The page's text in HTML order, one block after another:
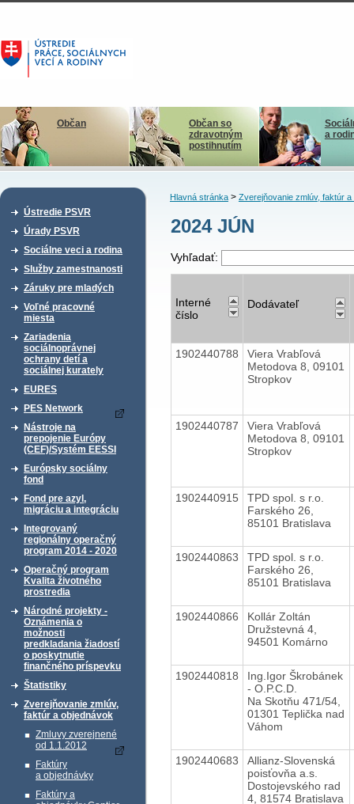
Občan
Občan so
zdravotným
postihnutím
a
Ústredie PSVR
Úrady PSVR
Sociálne veci a rodina
Služby zamestnanosti
Záruky pre mladých
Voľné pracovné
miesta
Zariadenia
sociálnoprávnej
ochrany detí a
sociálnej kurately
EURES
PES Network
Nástroje na
prepojenie Európy
(CEF)/Systém EESSI
Európsky sociálny
fond
Fond pre azyl,
migráciu a integráciu
Integrovaný
regionálny operačný
program 2014 - 2020
Operačný program
Kvalita životného
prostredia
Národné projekty -
Oznámenia o
možnosti
predkladania žiadostí
o poskytnutie
finančného príspevku
Štatistiky
Zverejňovanie zmlúv,
faktúr a objednávok
Zmluvy zverejnené
od 1.1.2012
Faktúry
a objednávky
Faktúry a
Hlavná stránka> Zverejňovanie zmlúv, faktúr a
2024 JÚN
Vyhľadať:
Interné
číslo
Dodávateľ
1902440788
Viera Vrabľová
Metodova 8, 09101
Stropkov
1902440787
Viera Vrabľová
Metodova 8, 09101
Stropkov
1902440915
TPD spol. s r.o.
Farského 26,
85101 Bratislava
1902440863
TPD spol. s r.o.
Farského 26,
85101 Bratislava
1902440866
Kollár Zoltán
Družstevná 4,
94501 Komárno
1902440818
Ing.Igor Škrobánek
- O.P.C.D.
Na Skotňu 471/54,
01301 Teplička nad
Váhom
1902440683
Allianz-Slovenská
poisťovňa a.s.
Dostojevského rad
4, 81574 Bratislava